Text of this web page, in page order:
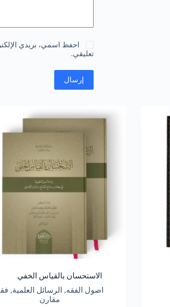
احفظ اسمي، بريدي
تعليقي.
إرسال
الاستحسان بالقياس الخفي
اصول الفقه, الرسائل العلمية,
مقارن